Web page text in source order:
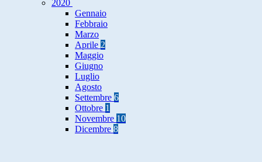
2020
Gennaio
Febbraio
Marzo
Aprile 2
Maggio
Giugno
Luglio
Agosto
Settembre 6
Ottobre 1
Novembre 10
Dicembre 8